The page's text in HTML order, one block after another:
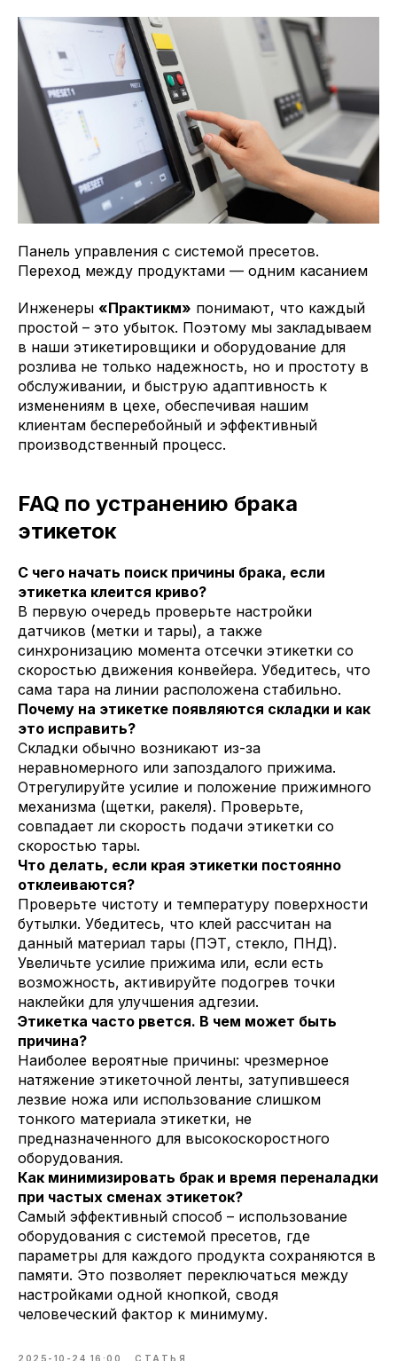
Панель управления с системой пресетов.
Переход между продуктами — одним касанием
Инженеры «Практикм» понимают, что каждый
простой – это убыток. Поэтому мы закладываем
в наши этикетировщики и оборудование для
розлива не только надежность, но и простоту в
обслуживании, и быструю адаптивность к
изменениям в цехе, обеспечивая нашим
клиентам бесперебойный и эффективный
производственный процесс.
FAQ по устранению брака
этикеток
С чего начать поиск причины брака, если
этикетка клеится криво?
В первую очередь проверьте настройки
датчиков (метки и тары), а также
синхронизацию момента отсечки этикетки со
скоростью движения конвейера. Убедитесь, что
сама тара на линии расположена стабильно.
Почему на этикетке появляются складки и как
это исправить?
Складки обычно возникают из-за
неравномерного или запоздалого прижима.
Отрегулируйте усилие и положение прижимного
механизма (щетки, ракеля). Проверьте,
совпадает ли скорость подачи этикетки со
скоростью тары.
Что делать, если края этикетки постоянно
отклеиваются?
Проверьте чистоту и температуру поверхности
бутылки. Убедитесь, что клей рассчитан на
данный материал тары (ПЭТ, стекло, ПНД).
Увеличьте усилие прижима или, если есть
возможность, активируйте подогрев точки
наклейки для улучшения адгезии.
Этикетка часто рвется. В чем может быть
причина?
Наиболее вероятные причины: чрезмерное
натяжение этикеточной ленты, затупившееся
лезвие ножа или использование слишком
тонкого материала этикетки, не
предназначенного для высокоскоростного
оборудования.
Как минимизировать брак и время переналадки
при частых сменах этикеток?
Самый эффективный способ – использование
оборудования с системой пресетов, где
параметры для каждого продукта сохраняются в
памяти. Это позволяет переключаться между
настройками одной кнопкой, сводя
человеческий фактор к минимуму.
2025-10-24 16:00 СТАТЬЯ